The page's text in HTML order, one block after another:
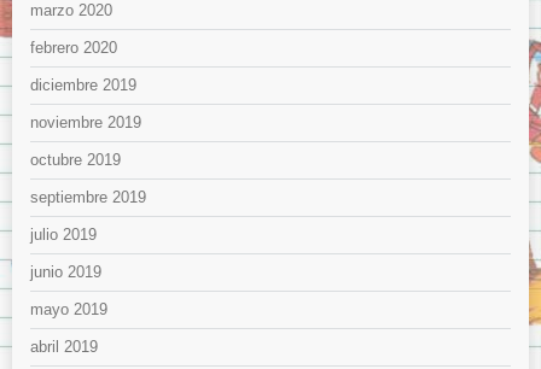
marzo 2020
febrero 2020
diciembre 2019
noviembre 2019
octubre 2019
septiembre 2019
julio 2019
junio 2019
mayo 2019
abril 2019